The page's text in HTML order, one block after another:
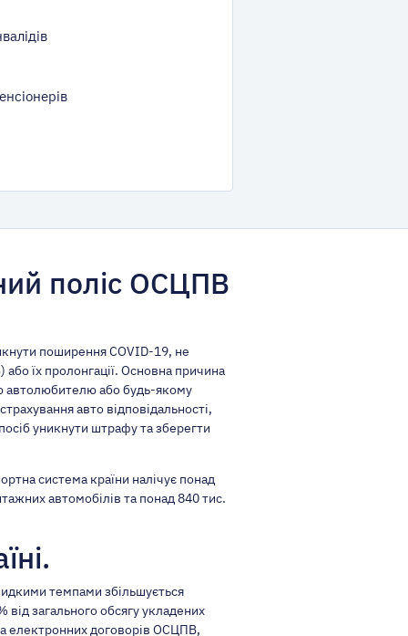
поліс ОСЦПВ
поширення COVID-19, не
їх пролонгації. Основна причина
автолюбителю або будь-якому
авто відповідальності,
уникнути штрафу та зберегти
система країни налічує понад
автомобілів та понад 840 тис.
темпами збільшується
загального обсягу укладених
електронних договорів ОСЦПВ,